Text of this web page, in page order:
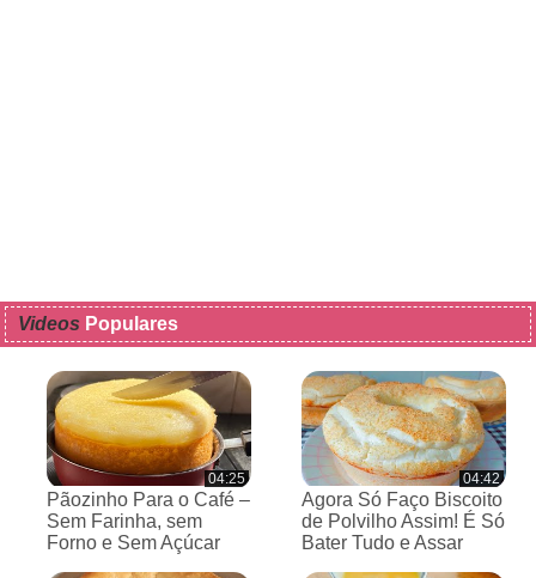
Videos Populares
04:25
Pãozinho Para o Café –
Sem Farinha, sem
Forno e Sem Açúcar
04:42
Agora Só Faço Biscoito
de Polvilho Assim! É Só
Bater Tudo e Assar